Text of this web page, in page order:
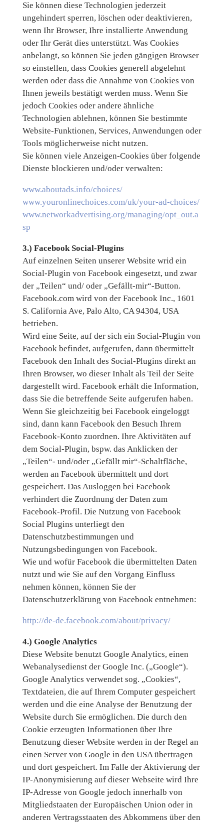
Sie können diese Technologien jederzeit
ungehindert sperren, löschen oder deaktivieren,
wenn Ihr Browser, Ihre installierte Anwendung
oder Ihr Gerät dies unterstützt. Was Cookies
anbelangt, so können Sie jeden gängigen Browser
so einstellen, dass Cookies generell abgelehnt
werden oder dass die Annahme von Cookies von
Ihnen jeweils bestätigt werden muss. Wenn Sie
jedoch Cookies oder andere ähnliche
Technologien ablehnen, können Sie bestimmte
Website-Funktionen, Services, Anwendungen oder
Tools möglicherweise nicht nutzen.
Sie können viele Anzeigen-Cookies über folgende
Dienste blockieren und/oder verwalten:
www.aboutads.info/choices/
www.youronlinechoices.com/uk/your-ad-choices/
www.networkadvertising.org/managing/opt_out.a
sp
3.) Facebook Social-Plugins
Auf einzelnen Seiten unserer Website wrid ein
Social-Plugin von Facebook eingesetzt, und zwar
der „Teilen“ und/ oder „Gefällt-mir“-Button.
Facebook.com wird von der Facebook Inc., 1601
S. California Ave, Palo Alto, CA 94304, USA
betrieben.
Wird eine Seite, auf der sich ein Social-Plugin von
Facebook befindet, aufgerufen, dann übermittelt
Facebook den Inhalt des Social-Plugins direkt an
Ihren Browser, wo dieser Inhalt als Teil der Seite
dargestellt wird. Facebook erhält die Information,
dass Sie die betreffende Seite aufgerufen haben.
Wenn Sie gleichzeitig bei Facebook eingeloggt
sind, dann kann Facebook den Besuch Ihrem
Facebook-Konto zuordnen. Ihre Aktivitäten auf
dem Social-Plugin, bspw. das Anklicken der
„Teilen“- und/oder „Gefällt mir“-Schaltfläche,
werden an Facebook übermittelt und dort
gespeichert. Das Ausloggen bei Facebook
verhindert die Zuordnung der Daten zum
Facebook-Profil. Die Nutzung von Facebook
Social Plugins unterliegt den
Datenschutzbestimmungen und
Nutzungsbedingungen von Facebook.
Wie und wofür Facebook die übermittelten Daten
nutzt und wie Sie auf den Vorgang Einfluss
nehmen können, können Sie der
Datenschutzerklärung von Facebook entnehmen:
http://de-de.facebook.com/about/privacy/
4.) Google Analytics
Diese Website benutzt Google Analytics, einen
Webanalysedienst der Google Inc. („Google“).
Google Analytics verwendet sog. „Cookies“,
Textdateien, die auf Ihrem Computer gespeichert
werden und die eine Analyse der Benutzung der
Website durch Sie ermöglichen. Die durch den
Cookie erzeugten Informationen über Ihre
Benutzung dieser Website werden in der Regel an
einen Server von Google in den USA übertragen
und dort gespeichert. Im Falle der Aktivierung der
IP-Anonymisierung auf dieser Webseite wird Ihre
IP-Adresse von Google jedoch innerhalb von
Mitgliedstaaten der Europäischen Union oder in
anderen Vertragsstaaten des Abkommens über den